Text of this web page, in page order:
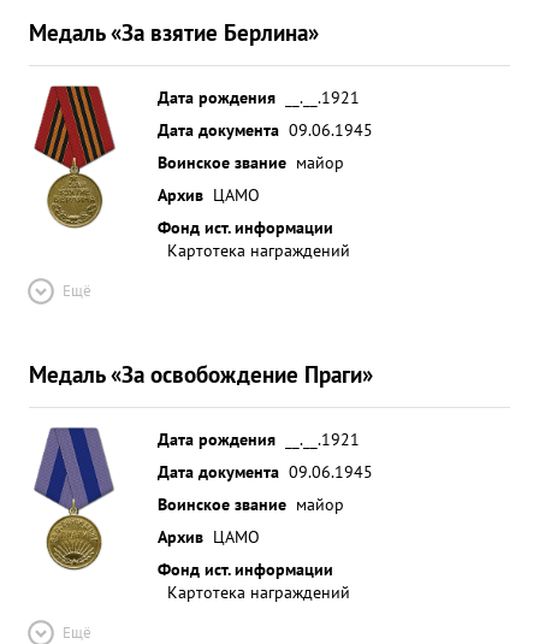
пулеметов 28 складов 16, автомашин 300. вагонов
300, паровозов 15, взято в плен свыше 150
солдат и офицеров. ...»
Медаль «За взятие Берлина»
Дата рождения
__.__.1921
Дата документа 09.06.1945
Воинское звание майор
Архив ЦАМО
Фонд ист. информации
Картотека награждений
Ещё
Медаль «За освобождение Праги»
Дата рождения
__.__.1921
Дата документа 09.06.1945
Воинское звание майор
Архив ЦАМО
Фонд ист. информации
Картотека награждений
Ещё